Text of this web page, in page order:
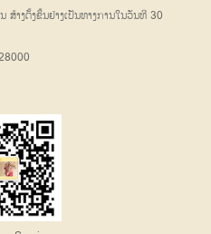
ສ້າງຕັ້ງຂຶ້ນຢ່າງເປັນທາງການໃນວັນທີ 30